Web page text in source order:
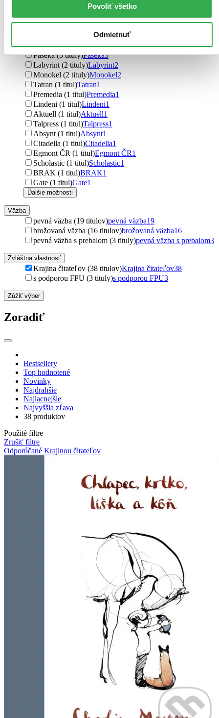
Povoliť všetko
Odmietnuť
Slovart (7 titulov)Slovart7
Fragment (5 titulov)Fragment5
Crew4
E.J. Publishing (4 tituly)E.J. Publishing4
Paseka (3 tituly)Paseka3
Labyrint (2 tituly)Labyrint2
Monokel (2 tituly)Monokel2
Tatran (1 titul)Tatran1
Premedia (1 titul)Premedia1
Lindeni (1 titul)Lindeni1
Aktuell (1 titul)Aktuell1
Talpress (1 titul)Talpress1
Absynt (1 titul)Absynt1
Citadella (1 titul)Citadella1
Egmont ČR (1 titul)Egmont ČR1
Scholastic (1 titul)Scholastic1
BRAK (1 titul)BRAK1
Gate (1 titul)Gate1
Ďalšie možnosti
Väzba
pevná väzba (19 titulov)pevná väzba19
brožovaná väzba (16 titulov)brožovaná väzba16
pevná väzba s prebalom (3 tituly)pevná väzba s prebalom3
Zvláštna vlastnosť
Krajina čitateľov (38 titulov)Krajina čitateľov38
s podporou FPU (3 tituly)s podporou FPU3
Zúžiť výber
Zoradiť
Bestsellery
Top hodnotené
Novinky
Najdrahšie
Najlacnejšie
Najvyššia zľava
38 produktov
Použité filtre
Zrušiť filtre
Odporúčané Krajinou čitateľov